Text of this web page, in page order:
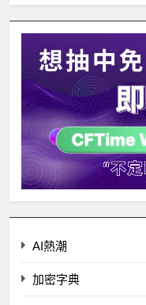
AI熱潮
加密字典